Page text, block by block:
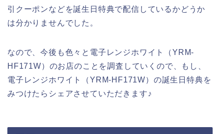
引クーポンなどを誕生日特典で配信しているかどうか
は分かりませんでした。
なので、今後も色々と電子レンジホワイト（YRM-
HF171W）のお店のことを調査していくので、もし、
電子レンジホワイト（YRM-HF171W）の誕生日特典を
みつけたらシェアさせていただきます♪